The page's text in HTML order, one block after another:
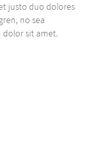
justo duo dolores
no sea
dolor sit amet.